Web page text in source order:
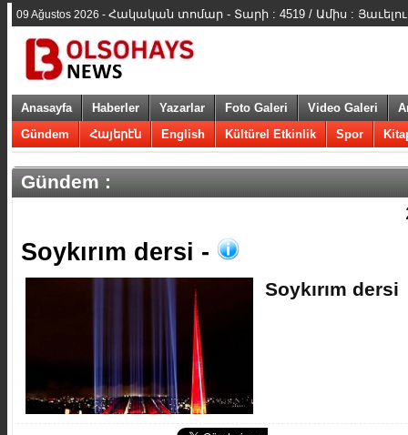
09 Ağustos 2026 - Հակական տոմար - Տարի : 4519 / Ամիս :
Anasayfa Haberler Yazarlar Foto Galeri Video Galeri
Gündem
Հայերէն English Kültürel Etkinlik Spor
Gündem :
​Soykırım dersi -
​Soykırım dersi